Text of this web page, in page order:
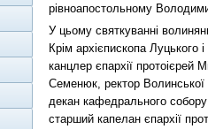
рівноапостольному
У цьому святкуванні
Крім архієпископа
канцлер єпархії протоієрей
Семенюк, ректор Волинської
декан кафедрального
старший капелан єпархії